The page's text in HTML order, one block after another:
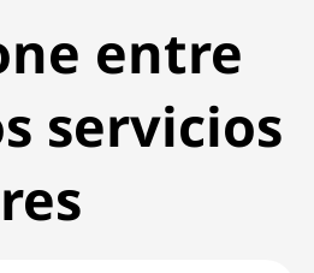
entre
servicios